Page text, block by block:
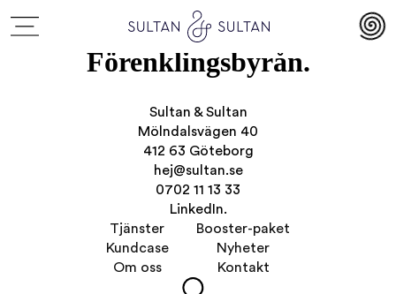
Förenklingsbyrån.
Sultan & Sultan
Mölndalsvägen 40
412 63 Göteborg
hej@sultan.se
0702 11 13 33
LinkedIn.
Tjänster
Kundcase
Om oss
Booster-paket
Nyheter
Kontakt